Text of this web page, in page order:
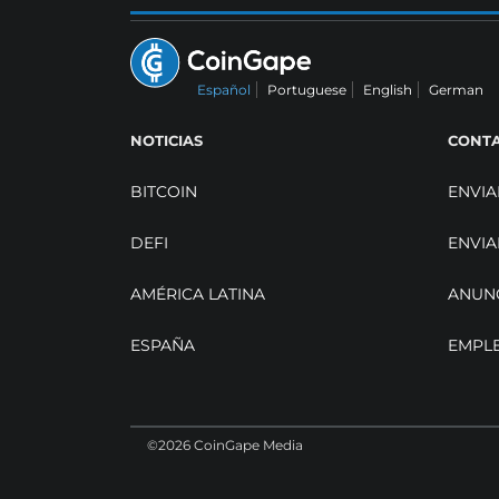
Español Portuguese English German
NOTICIAS
BITCOIN
DEFI
AMÉRICA LATINA
ESPAÑA
©2026 CoinGape Media